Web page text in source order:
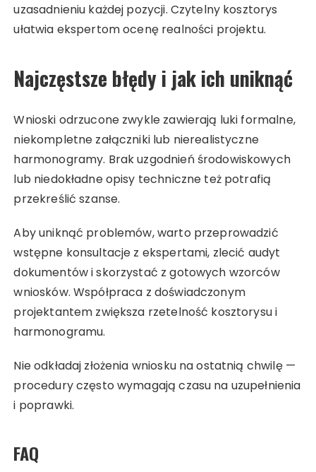
uzasadnieniu każdej pozycji. Czytelny kosztorys
ułatwia ekspertom ocenę realności projektu.
Najczęstsze błędy i jak ich uniknąć
Wnioski odrzucone zwykle zawierają luki formalne,
niekompletne załączniki lub nierealistyczne
harmonogramy. Brak uzgodnień środowiskowych
lub niedokładne opisy techniczne też potrafią
przekreślić szanse.
Aby uniknąć problemów, warto przeprowadzić
wstępne konsultacje z ekspertami, zlecić audyt
dokumentów i skorzystać z gotowych wzorców
wniosków. Współpraca z doświadczonym
projektantem zwiększa rzetelność kosztorysu i
harmonogramu.
Nie odkładaj złożenia wniosku na ostatnią chwilę —
procedury często wymagają czasu na uzupełnienia
i poprawki.
FAQ